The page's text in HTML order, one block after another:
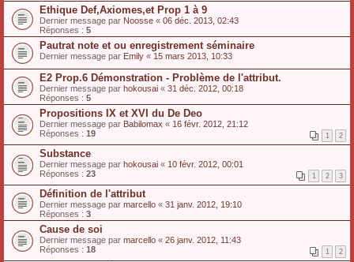
Ethique Def,Axiomes,et Prop 1 à 9
Dernier message par Noosse « 06 déc. 2013, 02:43
Réponses : 5
Pautrat note et ou enregistrement séminaire
Dernier message par Emily « 15 mars 2013, 10:33
E2 Prop.6 Démonstration - Problème de l'attribut.
Dernier message par hokousai « 31 déc. 2012, 00:18
Réponses : 5
Propositions IX et XVI du De Deo
Dernier message par Babilomax « 16 févr. 2012, 21:12
Réponses : 19 1 2
Substance
Dernier message par hokousai « 10 févr. 2012, 00:01
Réponses : 23 1 2 3
Définition de l'attribut
Dernier message par marcello « 31 janv. 2012, 19:10
Réponses : 3
Cause de soi
Dernier message par marcello « 26 janv. 2012, 11:43
Réponses : 18 1 2